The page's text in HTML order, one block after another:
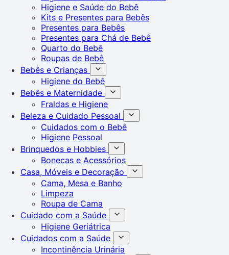
Higiene e Saúde do Bebê
Kits e Presentes para Bebês
Presentes para Bebês
Presentes para Chá de Bebê
Quarto do Bebê
Roupas de Bebê
Bebês e Crianças
Higiene do Bebê
Bebês e Maternidade
Fraldas e Higiene
Beleza e Cuidado Pessoal
Cuidados com o Bebê
Higiene Pessoal
Brinquedos e Hobbies
Bonecas e Acessórios
Casa, Móveis e Decoração
Cama, Mesa e Banho
Limpeza
Roupa de Cama
Cuidado com a Saúde
Higiene Geriátrica
Cuidados com a Saúde
Incontinência Urinária